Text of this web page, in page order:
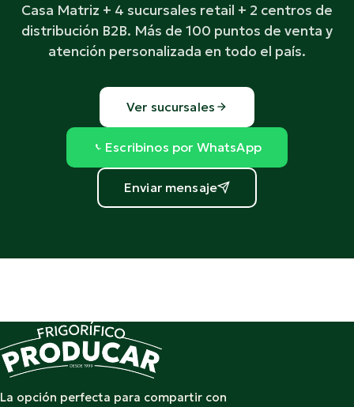
Casa Matriz + 4 sucursales retail + 2 centros de
distribución B2B. Más de 100 puntos de venta y
atención personalizada en todo el país.
Ver sucursales
Escribinos por WhatsApp
Enviar mensaje
La opción perfecta para compartir con